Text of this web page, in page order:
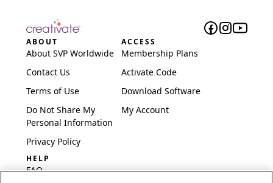
ABOUT
About SVP Worldwide
Contact Us
Terms of Use
Do Not Share My
Personal Information
Privacy Policy
ACCESS
Membership Plans
Activate Code
Download Software
My Account
HELP
FAQ